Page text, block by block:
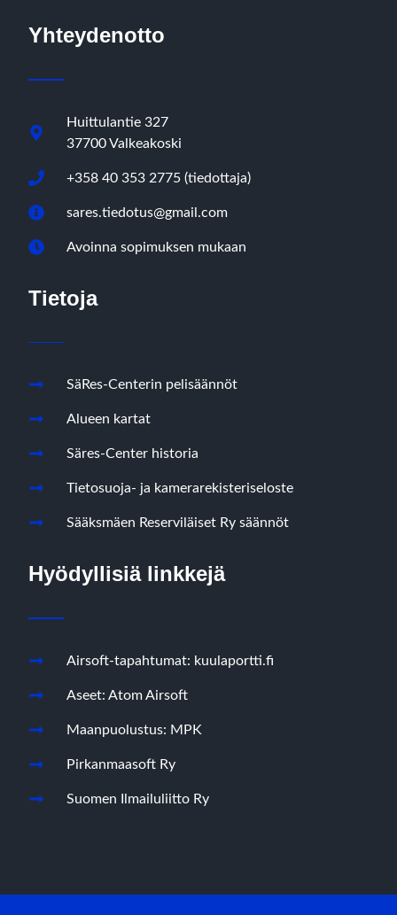
Yhteydenotto
Huittulantie 327
37700 Valkeakoski
+358 40 353 2775 (tiedottaja)
sares.tiedotus@gmail.com
Avoinna sopimuksen mukaan
Tietoja
SäRes-Centerin pelisäännöt
Alueen kartat
Säres-Center historia
Tietosuoja- ja kamerarekisteriseloste
Sääksmäen Reserviläiset Ry säännöt
Hyödyllisiä linkkejä
Airsoft-tapahtumat: kuulaportti.fi
Aseet: Atom Airsoft
Maanpuolustus: MPK
Pirkanmaasoft Ry
Suomen Ilmailuliitto Ry